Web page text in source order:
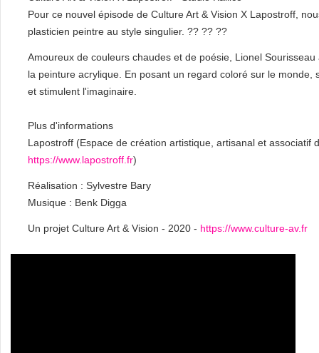
Pour ce nouvel épisode de Culture Art & Vision X Lapostroff,
plasticien peintre au style singulier. ?? ?? ??
Amoureux de couleurs chaudes et de poésie, Lionel
la peinture acrylique. En posant un regard coloré sur le
et stimulent l'imaginaire.
Plus d'informations
Lapostroff (Espace de création artistique, artisanal et associatif
https://www.lapostroff.fr)
Réalisation : Sylvestre Bary
Musique : Benk Digga
Un projet Culture Art & Vision - 2020 - https://www.culture-av.fr